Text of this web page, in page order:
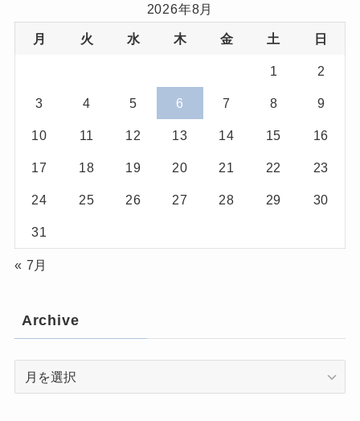
2026年8月
月 火 水 木 金 土 日
1 2
3 4 5 6 7 8 9
10 11 12 13 14 15 16
17 18 19 20 21 22 23
24 25 26 27 28 29 30
31
« 7月
Archive
Archive